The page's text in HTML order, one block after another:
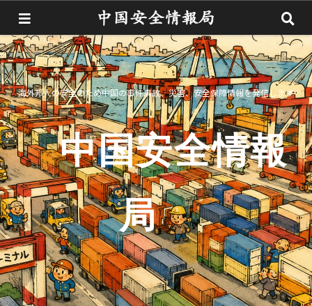
海外邦人の安全のため中国の事件事故、災害、安全保障情報を発信します
中国安全情報
局